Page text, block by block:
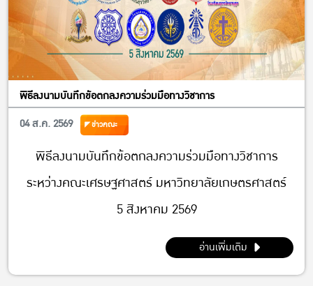
พิธีลงนามบันทึกข้อตกลงความร่วมมือทางวิชาการ
04 ส.ค. 2569
ข่าวคณะ
พิธีลงนามบันทึกข้อตกลงความร่วมมือทางวิชาการ
ระหว่างคณะเศรษฐศาสตร์ มหาวิทยาลัยเกษตรศาสตร์
5 สิงหาคม 2569
อ่านเพิ่มเติม